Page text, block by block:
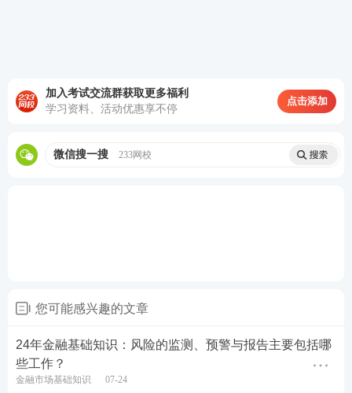
加入考试交流群获取更多福利
学习资料、活动优惠享不停
点击添加
微信搜一搜 233网校
您可能感兴趣的文章
24年金融基础知识：风险的监测、预警与报告主要包括哪
些工作？
金融市场基础知识 07-24